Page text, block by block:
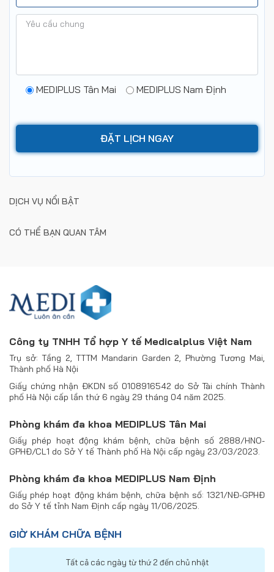
MEDIPLUS Tân Mai MEDIPLUS Nam Định
DỊCH VỤ NỔI BẬT
CÓ THỂ BẠN QUAN TÂM
Công ty TNHH Tổ hợp Y tế Medicalplus Việt Nam
Trụ sở: Tầng 2, TTTM Mandarin Garden 2, Phường Tương Mai,
Thành phố Hà Nội
Giấy chứng nhận ĐKDN số 0108916542 do Sở Tài chính Thành
phố Hà Nội cấp lần thứ 6 ngày 29 tháng 04 năm 2025.
Phòng khám đa khoa MEDIPLUS Tân Mai
Giấy phép hoạt động khám bệnh, chữa bệnh số 2888/HNO-
GPHĐ/CL1 do Sở Y tế Thành phố Hà Nội cấp ngày 23/03/2023.
Phòng khám đa khoa MEDIPLUS Nam Định
Giấy phép hoạt động khám bệnh, chữa bệnh số: 1321/NĐ-GPHĐ
do Sở Y tế tỉnh Nam Định cấp ngày 11/06/2025.
GIỜ KHÁM CHỮA BỆNH
Tất cả các ngày từ thứ 2 đến chủ nhật